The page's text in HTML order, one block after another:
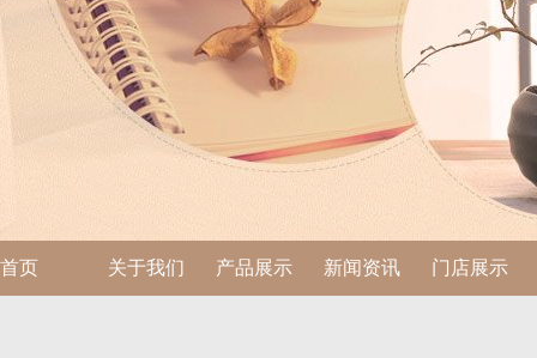
首页 关于我们 产品展示 新闻资讯 门店展示